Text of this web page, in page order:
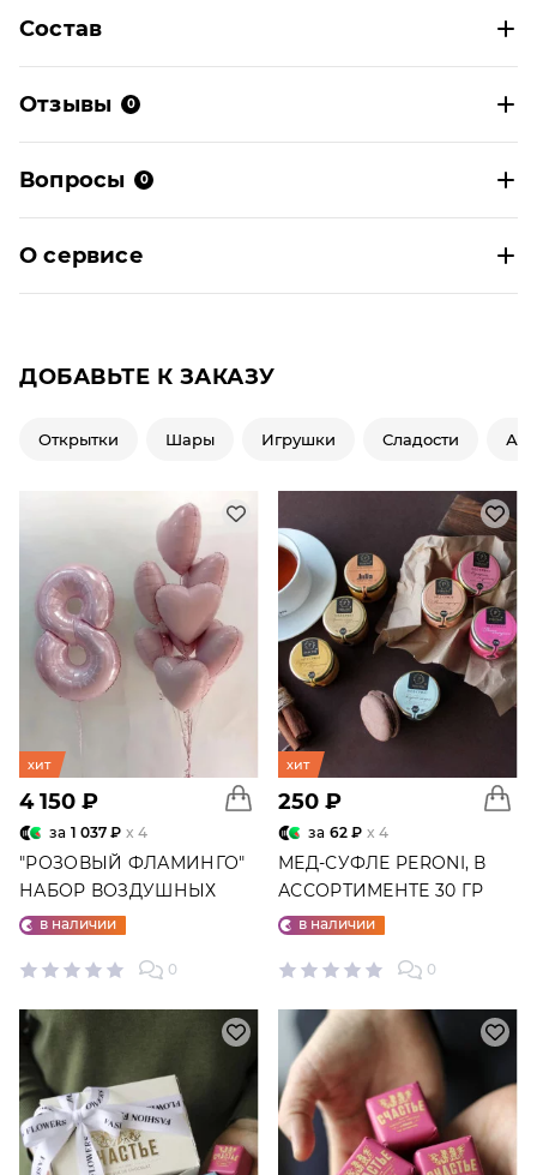
Состав
Отзывы 0
Вопросы 0
О сервисе
ДОБАВЬТЕ К ЗАКАЗУ
Открытки Шары Игрушки Сладости
хит
4 150 ₽
за 1 037 ₽ x 4
"РОЗОВЫЙ ФЛАМИНГО"
НАБОР ВОЗДУШНЫХ
ШАРОВ №25
в наличии
0
хит
250 ₽
за 62 ₽ x 4
МЕД-СУФЛЕ PERONI, В
АССОРТИМЕНТЕ 30 ГР
в наличии
0